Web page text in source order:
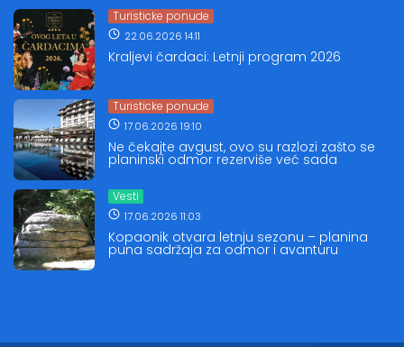
Turisticke ponude
22.06.2026 14:11
Kraljevi čardaci: Letnji program 2026
Turisticke ponude
17.06.2026 19:10
Ne čekajte avgust, ovo su razlozi zašto se
planinski odmor rezerviše već sada
Vesti
17.06.2026 11:03
Kopaonik otvara letnju sezonu – planina
puna sadržaja za odmor i avanturu